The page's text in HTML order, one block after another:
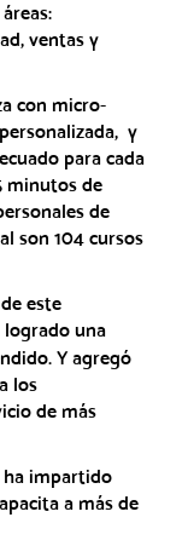
ventas y
con micro-
y
para cada
minutos de
de
son 104 cursos
este
logrado una
Y agregó
los
de más
ha impartido
a más de